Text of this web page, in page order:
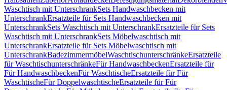
Waschtisch mit UnterschrankSets Handwaschbecken mit
UnterschrankErsatzteile für Sets Handwaschbecken mit
UnterschrankSets Waschtisch mit UnterschrankErsatzteile für Sets
Waschtisch mit UnterschrankSets Möbelwaschtisch mit
UnterschrankErsatzteile für Sets Möbelwaschtisch mit
UnterschrankBadezimmermöbelWaschtischunterschränkeErsatzteile
für WaschtischunterschränkeFür HandwaschbeckenErsatzteile für
Für HandwaschbeckenFür WaschtischeErsatzteile für Für
WaschtischeFür DoppelwaschtischeErsatzteile für Für